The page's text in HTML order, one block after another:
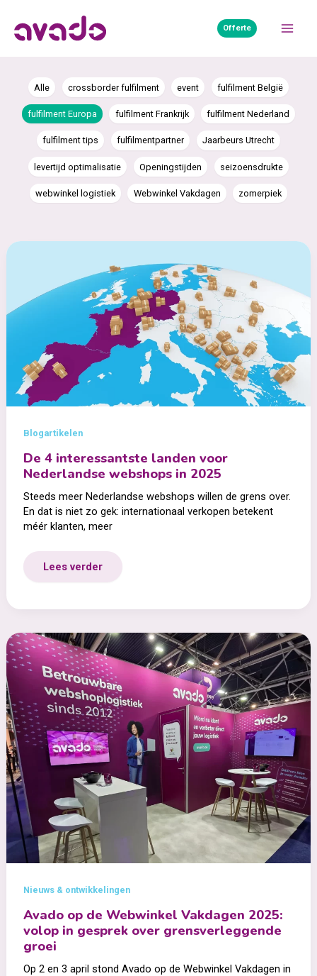
naar
Offerte
Alle crossborder fulfilment event fulfilment België
fulfilment Europa fulfilment Frankrijk fulfilment Nederland
fulfilment tips fulfilmentpartner Jaarbeurs Utrecht
levertijd optimalisatie Openingstijden seizoensdrukte
webwinkel logistiek Webwinkel Vakdagen zomerpiek
Blogartikelen
De 4 interessantste landen voor
Nederlandse webshops in 2025
Steeds meer Nederlandse webshops willen de grens over.
En dat is niet zo gek: internationaal verkopen betekent
méér klanten, meer
De
interessantste
in
2025
Lees verder
Nieuws & ontwikkelingen
Avado op de Webwinkel Vakdagen 2025:
volop in gesprek over grensverleggende
groei
Op 2 en 3 april stond Avado op de Webwinkel Vakdagen in